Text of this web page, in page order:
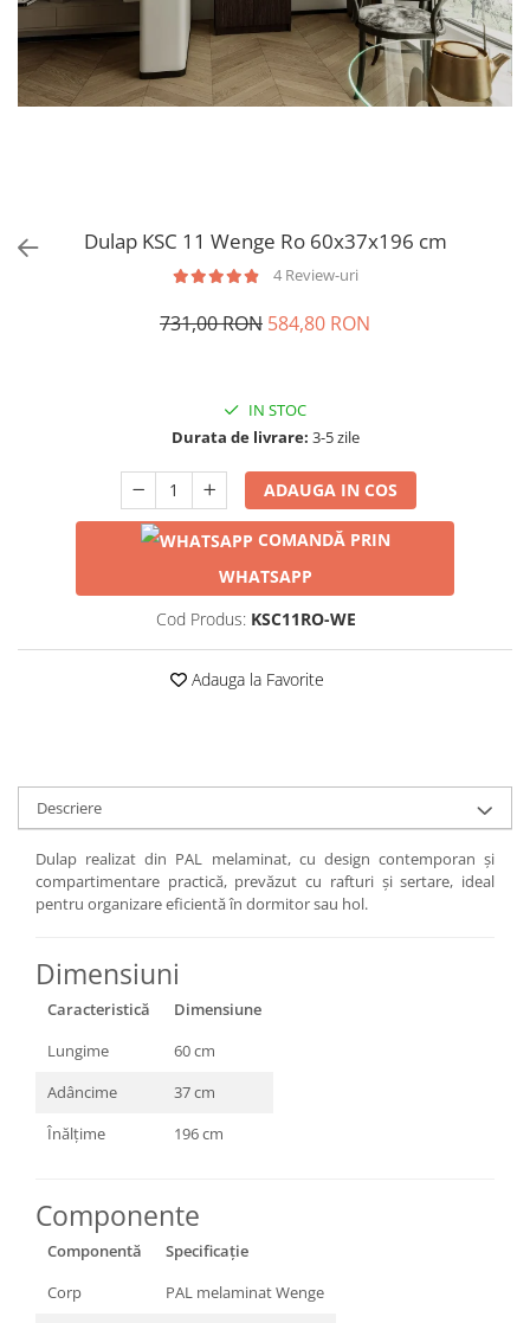
Dulap KSC 11 Wenge Ro 60x37x196 cm
4 Review-uri
731,00 RON 584,80 RON
IN STOC
Durata de livrare: 3-5 zile
ADAUGA IN COS
COMANDĂ PRIN
WHATSAPP
Cod Produs: KSC11RO-WE
Adauga la Favorite
Descriere
Dulap realizat din PAL melaminat, cu design contemporan și
compartimentare practică, prevăzut cu rafturi și sertare, ideal
pentru organizare eficientă în dormitor sau hol.
Dimensiuni
Caracteristică
Dimensiune
Lungime
60 cm
Adâncime
37 cm
Înălțime
196 cm
Componente
Componentă
Specificație
Corp
PAL melaminat Wenge